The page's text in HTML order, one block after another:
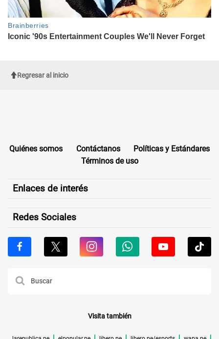
Regresar al inicio
Quiénes somos Contáctanos
Políticas y Estándares
Términos de uso
Enlaces de interés
Redes Sociales
Visita también